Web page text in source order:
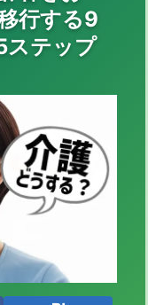
行する9
ステップ